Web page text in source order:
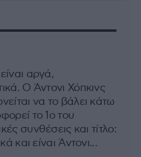
αργά,
Ο Άντονι Χόπκινς
να το βάλει κάτω
το 1ο του
συνθέσεις και τίτλο:
και είναι Άντονι...